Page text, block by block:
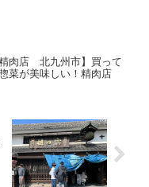
肉店 北九州市】買って
菜が美味しい！精肉店